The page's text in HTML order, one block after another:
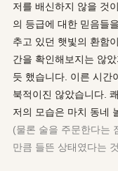
저를 배신하지 않을 것
의 등급에 대한 믿음들
추고 있던 햇빛의 환함
간을 확인해보지는 않
듯 했습니다. 이른 시간
북적이진 않았습니다.
저의 모습은 마치 동네
(물론 술을 주문한다는
만큼 들뜬 상태였다는